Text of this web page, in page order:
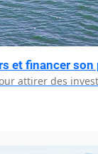
et financer son
attirer des